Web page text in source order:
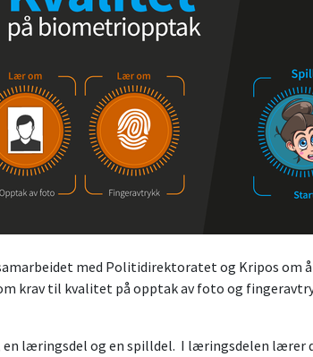
med Politidirektoratet og Kripos om
krav til kvalitet på opptak av foto og
en læringsdel og en spilldel. I læringsdelen lærer